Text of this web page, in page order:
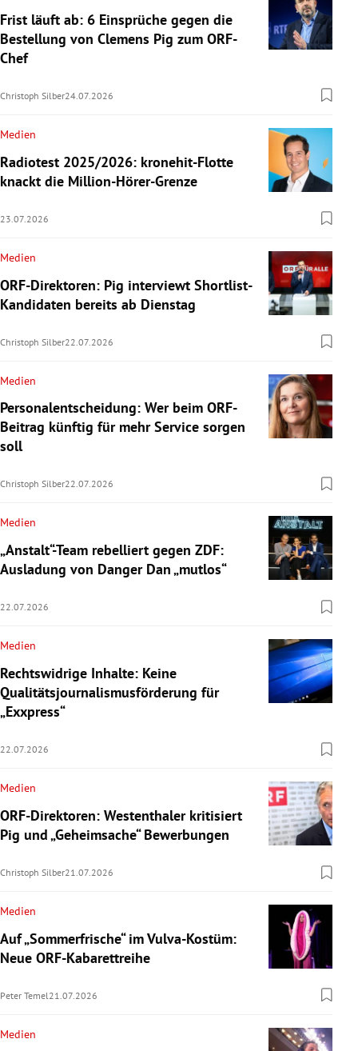
Frist läuft ab: 6 Einsprüche gegen die
Bestellung von Clemens Pig zum ORF-
Chef
Christoph Silber24.07.2026
Medien
Radiotest 2025/2026: kronehit-Flotte
knackt die Million-Hörer-Grenze
23.07.2026
Medien
ORF-Direktoren: Pig interviewt Shortlist-
Kandidaten bereits ab Dienstag
Christoph Silber22.07.2026
Medien
Personalentscheidung: Wer beim ORF-
Beitrag künftig für mehr Service sorgen
soll
Christoph Silber22.07.2026
Medien
„Anstalt“-Team rebelliert gegen ZDF:
Ausladung von Danger Dan „mutlos“
22.07.2026
Medien
Rechtswidrige Inhalte: Keine
Qualitätsjournalismusförderung für
„Exxpress“
22.07.2026
Medien
ORF-Direktoren: Westenthaler kritisiert
Pig und „Geheimsache“ Bewerbungen
Christoph Silber21.07.2026
Medien
Auf „Sommerfrische“ im Vulva-Kostüm:
Neue ORF-Kabarettreihe
Peter Temel 21.07.2026
Medien